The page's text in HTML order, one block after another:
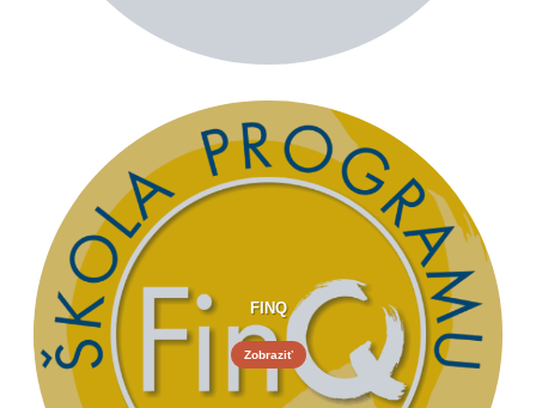
FINQ
Zobraziť